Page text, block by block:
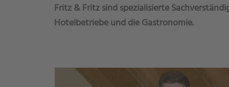
Fritz & Fritz sind spezialisierte
Hotelbetriebe und die Gastronomie.